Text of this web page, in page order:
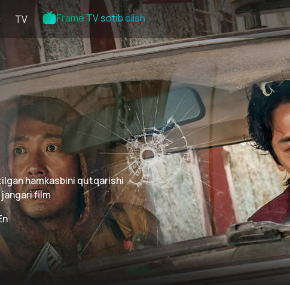
TV Frame TV sotib olish
hamkasbini qutqarishi
film